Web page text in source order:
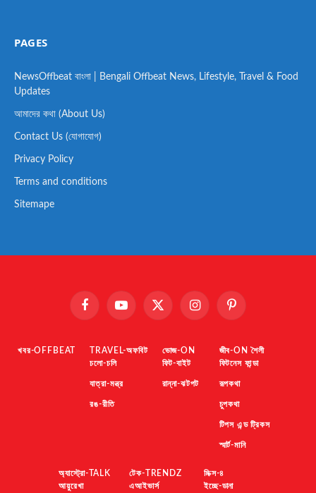
PAGES
NewsOffbeat বাংলা | Bengali Offbeat News, Lifestyle, Travel & Food
Updates
আমাদের কথা (About Us)
Contact Us (যোগাযোগ)
Privacy Policy
Terms and conditions
Sitemape
FacebookYouTube X
InstagramPinterest
খবর-OFFBEAT
TRAVEL-অফবিট
চলো-চলি
যাত্রা-মন্ত্র
রঙ-রীতি
ভোজ-ON
ফিট-বাইট
রান্না-ঝটপট
জীব-ON শৈলী
ফিটনেস ফান্ডা
রূপকথা
চুপকথা
টিপস এন্ড ট্রিকস
স্মার্ট-মানি
অ্যাস্ট্রো-TALK
আয়ুরেখা
টেক-TRENDZ
এআইভার্স
মিক্স-৪
ইচ্ছে-ডানা